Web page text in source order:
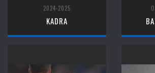
2024-2025
KADRA